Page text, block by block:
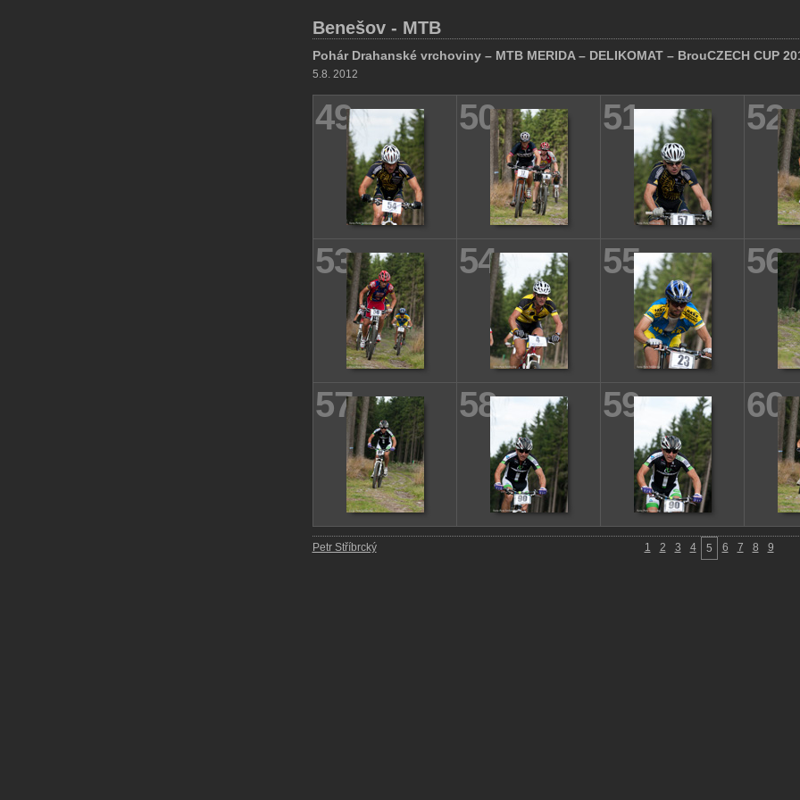
Benešov - MTB
Pohár Drahanské vrchoviny – MTB MERIDA – DELIKOMAT – BrouCZECH CUP
5.8. 2012
49 50 51 52
53 54 55 56
57 58 59 60
1 2 3 4 5 6 7 8 9
Petr Stříbrcký